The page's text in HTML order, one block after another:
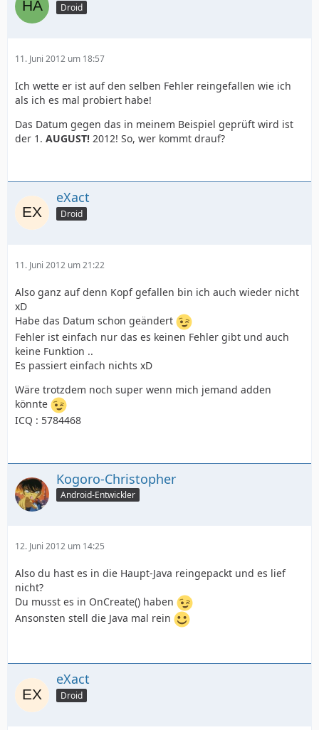
Droid
11. Juni 2012 um 18:57
Ich wette er ist auf den selben Fehler reingefallen wie ich
als ich es mal probiert habe!
Das Datum gegen das in meinem Beispiel geprüft wird ist
der 1. AUGUST! 2012! So, wer kommt drauf?
eXact
Droid
11. Juni 2012 um 21:22
Also ganz auf denn Kopf gefallen bin ich auch wieder nicht
xD
Habe das Datum schon geändert
Fehler ist einfach nur das es keinen Fehler gibt und auch
keine Funktion ..
Es passiert einfach nichts xD
Wäre trotzdem noch super wenn mich jemand adden
könnte
ICQ : 5784468
Kogoro-Christopher
Android-Entwickler
12. Juni 2012 um 14:25
Also du hast es in die Haupt-Java reingepackt und es lief
nicht?
Du musst es in OnCreate() haben
Ansonsten stell die Java mal rein
eXact
Droid